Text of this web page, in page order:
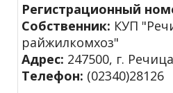
Регистрационный
Собственник: КУП
райжилкомхоз"
Адрес: 247500, г.
Телефон: (02340)28126